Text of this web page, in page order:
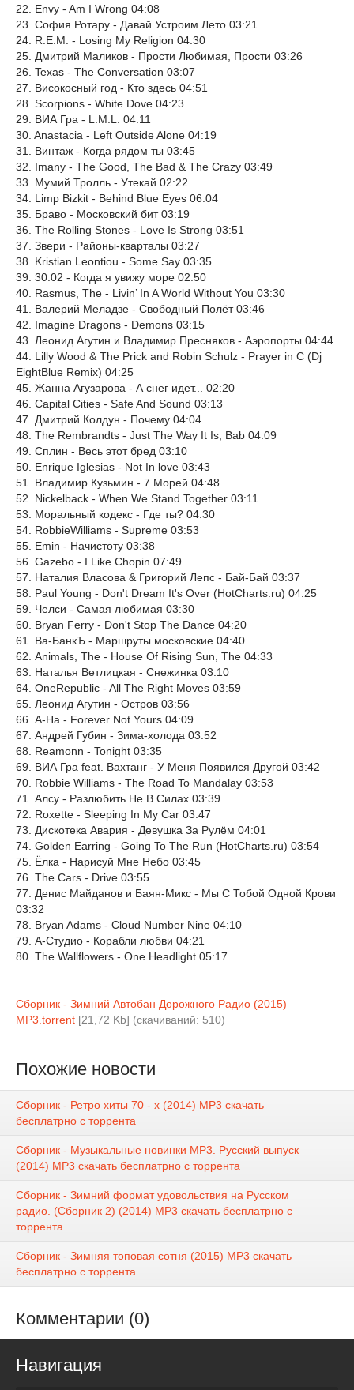
22. Envy - Am I Wrong 04:08
23. София Ротару - Давай Устроим Лето 03:21
24. R.E.M. - Losing My Religion 04:30
25. Дмитрий Маликов - Прости Любимая, Прости 03:26
26. Texas - The Conversation 03:07
27. Високосный год - Кто здесь 04:51
28. Scorpions - White Dove 04:23
29. ВИА Гра - L.M.L. 04:11
30. Anastacia - Left Outside Alone 04:19
31. Винтаж - Когда рядом ты 03:45
32. Imany - The Good, The Bad & The Crazy 03:49
33. Мумий Тролль - Утекай 02:22
34. Limp Bizkit - Behind Blue Eyes 06:04
35. Браво - Московский бит 03:19
36. The Rolling Stones - Love Is Strong 03:51
37. Звери - Районы-кварталы 03:27
38. Kristian Leontiou - Some Say 03:35
39. 30.02 - Когда я увижу море 02:50
40. Rasmus, The - Livin’ In A World Without You 03:30
41. Валерий Меладзе - Свободный Полёт 03:46
42. Imagine Dragons - Demons 03:15
43. Леонид Агутин и Владимир Пресняков - Аэропорты 04:44
44. Lilly Wood & The Prick and Robin Schulz - Prayer in C (Dj
EightBlue Remix) 04:25
45. Жанна Агузарова - А снег идет... 02:20
46. Capital Cities - Safe And Sound 03:13
47. Дмитрий Колдун - Почему 04:04
48. The Rembrandts - Just The Way It Is, Bab 04:09
49. Сплин - Весь этот бред 03:10
50. Enrique Iglesias - Not In love 03:43
51. Владимир Кузьмин - 7 Морей 04:48
52. Nickelback - When We Stand Together 03:11
53. Моральный кодекс - Где ты? 04:30
54. RobbieWilliams - Supreme 03:53
55. Emin - Начистоту 03:38
56. Gazebo - I Like Chopin 07:49
57. Наталия Власова & Григорий Лепс - Бай-Бай 03:37
58. Paul Young - Don't Dream It's Over (HotCharts.ru) 04:25
59. Челси - Самая любимая 03:30
60. Bryan Ferry - Don't Stop The Dance 04:20
61. Ва-БанкЪ - Маршруты московские 04:40
62. Animals, The - House Of Rising Sun, The 04:33
63. Наталья Ветлицкая - Снежинка 03:10
64. OneRepublic - All The Right Moves 03:59
65. Леонид Агутин - Остров 03:56
66. A-Ha - Forever Not Yours 04:09
67. Андрей Губин - Зима-холода 03:52
68. Reamonn - Tonight 03:35
69. ВИА Гра feat. Вахтанг - У Меня Появился Другой 03:42
70. Robbie Williams - The Road To Mandalay 03:53
71. Алсу - Разлюбить Не В Силах 03:39
72. Roxette - Sleeping In My Car 03:47
73. Дискотека Авария - Девушка За Рулём 04:01
74. Golden Earring - Going To The Run (HotCharts.ru) 03:54
75. Ёлка - Нарисуй Мне Небо 03:45
76. The Cars - Drive 03:55
77. Денис Майданов и Баян-Микс - Мы С Тобой Одной Крови
03:32
78. Bryan Adams - Cloud Number Nine 04:10
79. А-Студио - Корабли любви 04:21
80. The Wallflowers - One Headlight 05:17
Сборник - Зимний Автобан Дорожного Радио (2015)
MP3.torrent [21,72 Kb] (cкачиваний: 510)
Похожие новости
Сборник - Ретро хиты 70 - х (2014) MP3 скачать
бесплатрно с торрента
Сборник - Музыкальные новинки MP3. Русский выпуск
(2014) MP3 скачать бесплатрно с торрента
Сборник - Зимний формат удовольствия на Русском
радио. (Сборник 2) (2014) MP3 скачать бесплатрно с
торрента
Сборник - Зимняя топовая сотня (2015) MP3 скачать
бесплатрно с торрента
Комментарии (0)
Навигация